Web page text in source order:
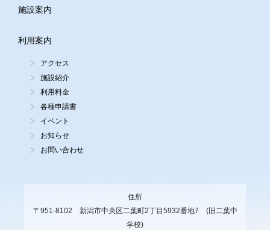
施設案内
利用案内
アクセス
施設紹介
利用料金
各種申請書
イベント
お知らせ
お問い合わせ
住所
〒951-8102 新潟市中央区二葉町2丁目5932番地7 (旧二葉中
学校)